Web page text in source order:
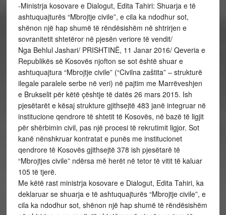
-Ministrja kosovare e Dialogut, Edita Tahiri: Shuarja e të
ashtuquajturës “Mbrojtje civile”, e cila ka ndodhur sot,
shënon një hap shumë të rëndësishëm në shtrirjen e
sovranitetit shtetëror në pjesën veriore të vendit/
Nga Behlul Jashari/ PRISHTINË, 11 Janar 2016/ Qeveria e
Republikës së Kosovës njofton se sot është shuar e
ashtuquajtura “Mbrojtje civile” (“Civilna zaštita” – strukturë
ilegale paralele serbe në veri) në pajtim me Marrëveshjen
e Brukselit për këtë çështje të datës 26 mars 2015. Ish
pjesëtarët e kësaj strukture gjithsejtë 483 janë integruar në
institucione qendrore të shtetit të Kosovës, në bazë të ligjit
për shërbimin civil, pas një procesi të rekrutimit ligjor. Sot
kanë nënshkruar kontratat e punës me institucionet
qendrore të Kosovës gjithsejtë 378 ish pjesëtarë të
“Mbrojtjes civile” ndërsa më herët në tetor të vitit të kaluar
105 të tjerë.
Me këtë rast ministrja kosovare e Dialogut, Edita Tahiri, ka
deklaruar se shuarja e të ashtuquajturës “Mbrojtje civile”, e
cila ka ndodhur sot, shënon një hap shumë të rëndësishëm